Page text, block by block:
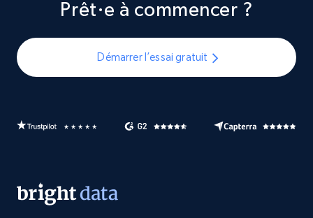
Prêt·e à commencer ?
Démarrer l’essai gratuit